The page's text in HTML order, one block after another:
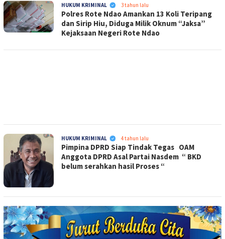
HUKUM KRIMINAL
PENA-
EMAS.COM
3 tahun lalu
Polres Rote Ndao Amankan 13 Koli Teripang
dan Sirip Hiu, Diduga Milik Oknum “Jaksa”
Kejaksaan Negeri Rote Ndao
HUKUM KRIMINAL
PENA-
EMAS.COM
4 tahun lalu
Pimpina DPRD Siap Tindak Tegas OAM
Anggota DPRD Asal Partai Nasdem “ BKD
belum serahkan hasil Proses “